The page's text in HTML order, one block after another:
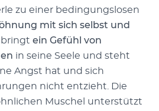
zu einer bedingungslosen
mit sich selbst und
bringt ein Gefühl von
in seine Seele und steht
Angst hat und sich
nicht entzieht. Die
Muschel unterstützt